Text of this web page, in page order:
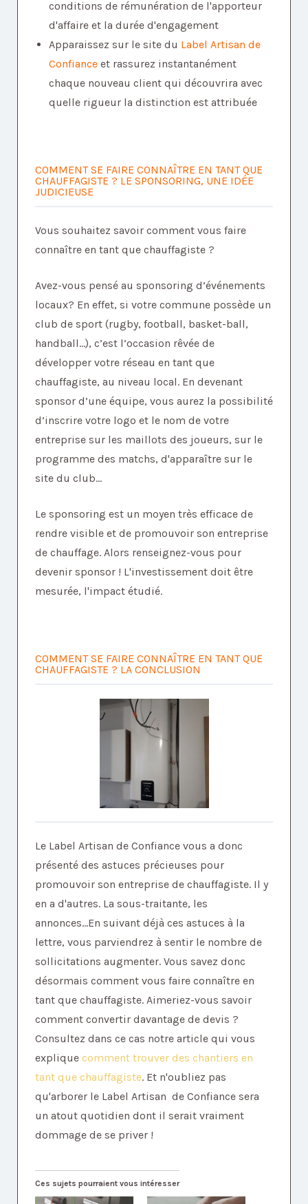
conditions de rémunération de l'apporteur
d'affaire et la durée d'engagement
Apparaissez sur le site du Label Artisan de
Confiance et rassurez instantanément
chaque nouveau client qui découvrira avec
quelle rigueur la distinction est attribuée
COMMENT SE FAIRE CONNAÎTRE EN TANT QUE
CHAUFFAGISTE ? LE SPONSORING, UNE IDÉE
JUDICIEUSE
Vous souhaitez savoir comment vous faire
connaître en tant que chauffagiste ?
Avez-vous pensé au sponsoring d’événements
locaux? En effet, si votre commune possède un
club de sport (rugby, football, basket-ball,
handball...), c’est l’occasion rêvée de
développer votre réseau en tant que
chauffagiste, au niveau local. En devenant
sponsor d’une équipe, vous aurez la possibilité
d’inscrire votre logo et le nom de votre
entreprise sur les maillots des joueurs, sur le
programme des matchs, d'apparaître sur le
site du club...
Le sponsoring est un moyen très efficace de
rendre visible et de promouvoir son entreprise
de chauffage. Alors renseignez-vous pour
devenir sponsor ! L'investissement doit être
mesurée, l'impact étudié.
COMMENT SE FAIRE CONNAÎTRE EN TANT QUE
CHAUFFAGISTE ? LA CONCLUSION
Le Label Artisan de Confiance vous a donc
présenté des astuces précieuses pour
promouvoir son entreprise de chauffagiste. Il y
en a d'autres. La sous-traitante, les
annonces...En suivant déjà ces astuces à la
lettre, vous parviendrez à sentir le nombre de
sollicitations augmenter. Vous savez donc
désormais comment vous faire connaître en
tant que chauffagiste. Aimeriez-vous savoir
comment convertir davantage de devis ?
Consultez dans ce cas notre article qui vous
explique comment trouver des chantiers en
tant que chauffagiste. Et n'oubliez pas
qu'arborer le Label Artisan de Confiance sera
un atout quotidien dont il serait vraiment
dommage de se priver !
Ces sujets pourraient vous intéresser